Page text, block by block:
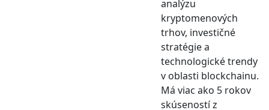
analýzu
kryptomenových
trhov, investičné
stratégie a
technologické trendy
v oblasti blockchainu.
Má viac ako 5 rokov
skúseností z